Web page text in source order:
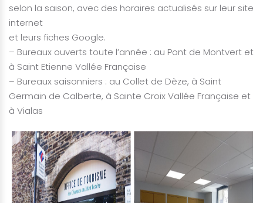
selon la saison, avec des horaires actualisés sur leur site
internet
et leurs fiches Google.
– Bureaux ouverts toute l’année : au Pont de Montvert et
à Saint Etienne Vallée Française
– Bureaux saisonniers : au Collet de Dèze, à Saint
Germain de Calberte, à Sainte Croix Vallée Française et
à Vialas